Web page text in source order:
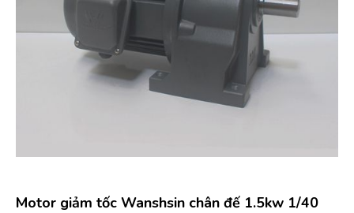
Motor giảm tốc Wanshsin chân đế 1.5kw 1/40